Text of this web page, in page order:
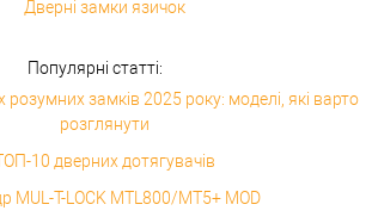
Дверні замки язичок
Популярні статті:
замків 2025 року: моделі, які варто
розглянути
10 дверних дотягувачів
MUL-T-LOCK MTL800/MT5+ MOD